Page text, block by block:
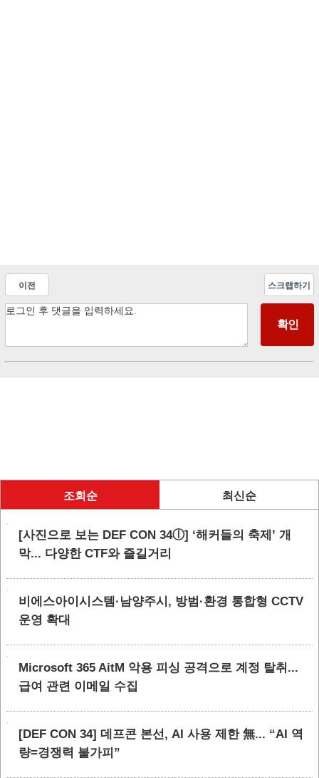
이전 스크랩하기
조회순 최신순
[사진으로 보는 DEF CON 34ⓛ] ‘해커들의 축제’ 개
막... 다양한 CTF와 즐길거리
비에스아이시스템·남양주시, 방범·환경 통합형 CCTV
운영 확대
Microsoft 365 AitM 악용 피싱 공격으로 계정 탈취...
급여 관련 이메일 수집
[DEF CON 34] 데프콘 본선, AI 사용 제한 無... “AI 역
량=경쟁력 불가피”